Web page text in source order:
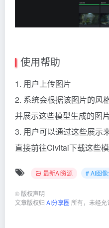
使用帮助
1. 用户上传图片
2. 系统会根据该图片的风
并展示这些模型生成的图
3. 用户可以通过这些展示
直接前往Civitai下载这些
最新AI资源 # AI图
© 版权声明
文章版权归 AI分享圈 所有，未经允